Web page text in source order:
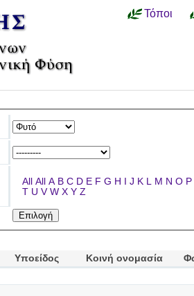
Τόποι
All All A B C D E F G H I J K L M N O P
T U V W X Y Z
Υποείδος Κοινή ονομασία